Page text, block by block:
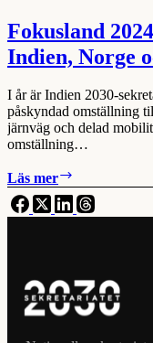
Fokusland
Indien, Norge
I år är Indien 2030-
påskyndad omställning
järnväg och delad
omställning…
Läs mer
2024–
2026
Ukraina
i
för